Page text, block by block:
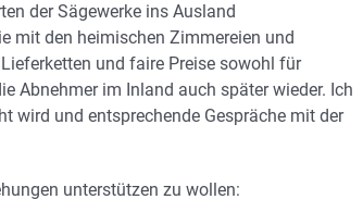
der Sägewerke ins Ausland
mit den heimischen Zimmereien und
und faire Preise sowohl für
Abnehmer im Inland auch später wieder. Ich
wird und entsprechende Gespräche mit der
unterstützen zu wollen: